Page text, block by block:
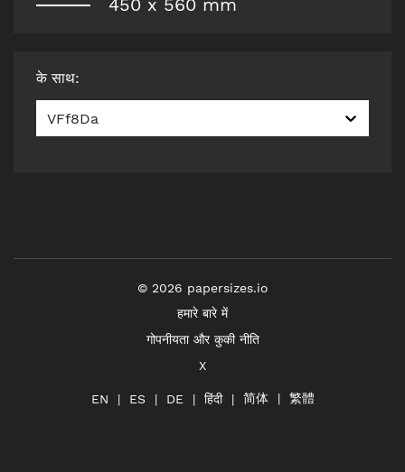
450 x 560 mm
के साथ:
VFf8Da
© 2026 papersizes.io
हमारे बारे में
गोपनीयता और कुकी नीति
X
EN ES DE हिंदी 简体 繁體